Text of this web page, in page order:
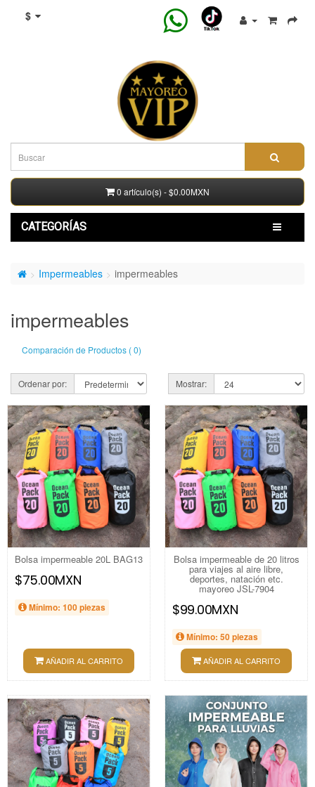
$
0 artículo(s) - $0.00MXN
CATEGORÍAS
Impermeables impermeables
impermeables
Comparación de Productos ( 0)
Ordenar por: Mostrar:
Bolsa impermeable 20L BAG13
$75.00MXN
Mínimo: 100 piezas
AÑADIR AL CARRITO
Bolsa impermeable de 20 litros
para viajes al aire libre,
deportes, natación etc.
mayoreo JSL-7904
$99.00MXN
Mínimo: 50 piezas
AÑADIR AL CARRITO